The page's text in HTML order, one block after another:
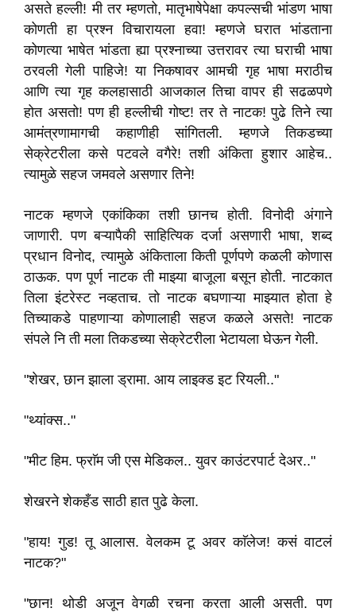
असते हल्ली! मी तर म्हणतो, मातृभाषेपेक्षा कपल्सची भांडण भाषा
कोणती हा प्रश्न विचारायला हवा! म्हणजे घरात भांडताना
कोणत्या भाषेत भांडता ह्या प्रश्नाच्या उत्तरावर त्या घराची भाषा
ठरवली गेली पाहिजे! या निकषावर आमची गृह भाषा मराठीच
आणि त्या गृह कलहासाठी आजकाल तिचा वापर ही सढळपणे
होत असतो! पण ही हल्लीची गोष्ट! तर ते नाटक! पुढे तिने त्या
आमंत्रणामागची कहाणीही सांगितली. म्हणजे तिकडच्या
सेक्रेटरीला कसे पटवले वगैरे! तशी अंकिता हुशार आहेच..
त्यामुळे सहज जमवले असणार तिने!
नाटक म्हणजे एकांकिका तशी छानच होती. विनोदी अंगाने
जाणारी. पण बऱ्यापैकी साहित्यिक दर्जा असणारी भाषा, शब्द
प्रधान विनोद, त्यामुळे अंकिताला किती पूर्णपणे कळली कोणास
ठाऊक. पण पूर्ण नाटक ती माझ्या बाजूला बसून होती. नाटकात
तिला इंटरेस्ट नव्हताच. तो नाटक बघणाऱ्या माझ्यात होता हे
तिच्याकडे पाहणाऱ्या कोणालाही सहज कळले असते! नाटक
संपले नि ती मला तिकडच्या सेक्रेटरीला भेटायला घेऊन गेली.
"शेखर, छान झाला ड्रामा. आय लाइक्ड इट रियली.."
"थ्यांक्स.."
"मीट हिम. फ्राॅम जी एस मेडिकल.. युवर काउंटरपार्ट देअर.."
शेखरने शेकहँड साठी हात पुढे केला.
"हाय! गुड! तू आलास. वेलकम टू अवर काॅलेज! कसं वाटलं
नाटक?"
"छान! थोडी अजून वेगळी रचना करता आली असती. पण